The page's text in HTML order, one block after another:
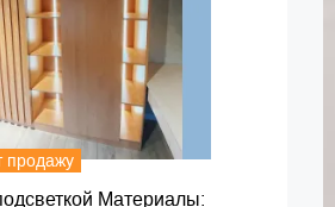
продажу
Материалы: